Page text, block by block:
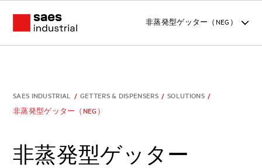
非蒸発型ゲッター（NEG）
SAES INDUSTRIAL / GETTERS & DISPENSERS / SOLUTIONS /
非蒸発型ゲッター（NEG）
非蒸発型ゲッター